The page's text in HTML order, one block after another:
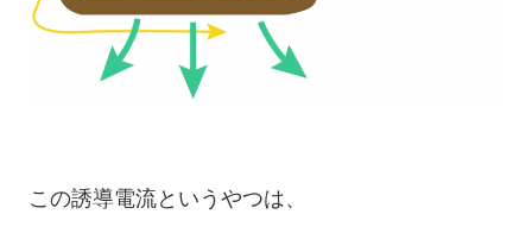
この誘導電流というやつは、